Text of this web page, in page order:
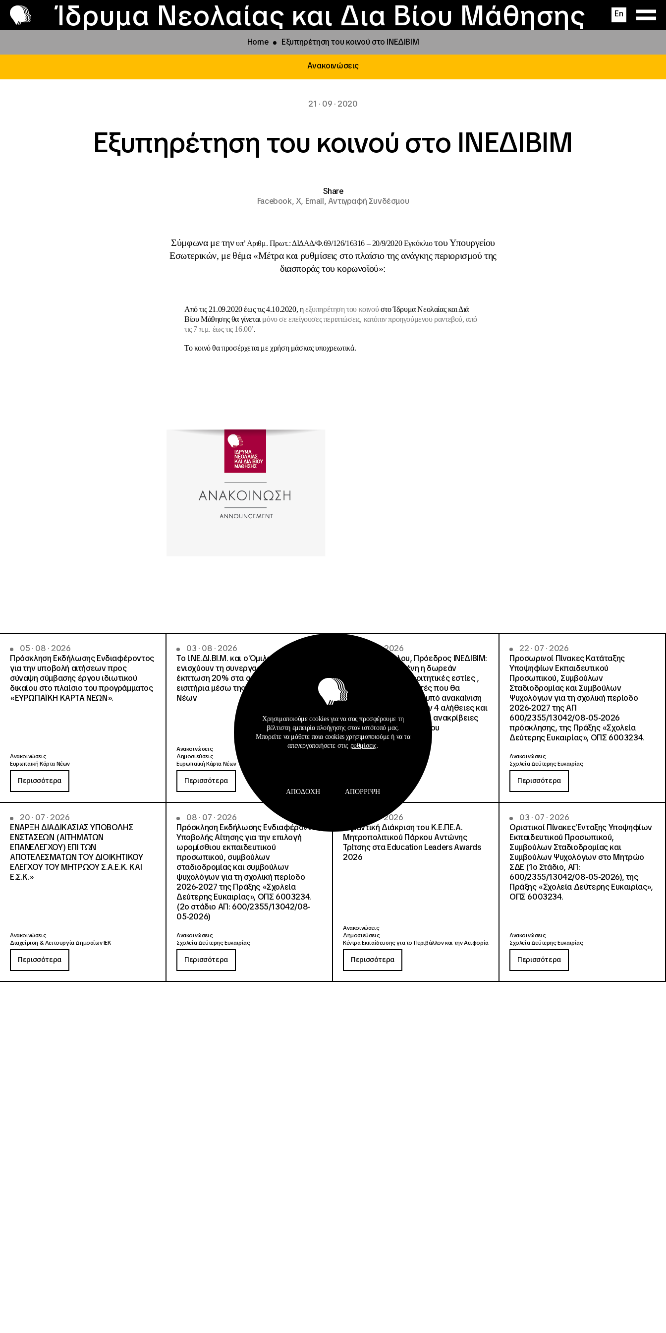
Ίδρυμα Νεολαίας και Δια Βίου Μάθησης En
Το ΙΝΕΔΙΒΙΜ
Προγράμματα και δράσεις
Φοιτητικές Εστίες
Παραχώρηση αιγίδας
Νέα
Επικοινωνία
Home Εξυπηρέτηση του κοινού στο ΙΝΕΔΙΒΙΜ
Ανακοινώσεις
21 · 09 · 2020
Εξυπηρέτηση του κοινού στο ΙΝΕΔΙΒΙΜ
Share
Facebook,X, Email,Αντιγραφή Συνδέσμου
Σύμφωνα με την υπ’ Αριθμ. Πρωτ.: ΔΙΔΑΔ/Φ.69/126/16316 – 20/9/2020 Εγκύκλιο του Υπουργείου
Εσωτερικών, με θέμα «Μέτρα και ρυθμίσεις στο πλαίσιο της ανάγκης περιορισμού της
διασποράς του κορωνοϊού»:
Από τις 21.09.2020 έως τις 4.10.2020, ηεξυπηρέτηση του κοινούστο Ίδρυμα Νεολαίας και Διά
Βίου Μάθησης θα γίνεται μόνο σε επείγουσες περιπτώσεις, κατόπιν προηγούμενου ραντεβού, από
τις 7 π.μ. έως τις 16.00’.
Το κοινό θα προσέρχεται με χρήση μάσκας υποχρεωτικά.
05 · 08 · 2026
Πρόσκληση Εκδήλωσης Ενδιαφέροντος
για την υποβολή αιτήσεων προς
σύναψη σύμβασης έργου ιδιωτικού
δικαίου στο πλαίσιο του προγράμματος
«ΕΥΡΩΠΑΪΚΗ ΚΑΡΤΑ ΝΕΩΝ».
Ανακοινώσεις
Ευρωπαϊκή Κάρτα Νέων
Περισσότερα
03 · 08 · 2026
Το Ι.ΝΕ.ΔΙ.ΒΙ.Μ. και o Όμιλος Attica
ενισχύουν τη συνεργασία τους με
έκπτωση 20% στα ακτοπλοϊκά
εισιτήρια μέσω της Ευρωπαϊκής Κάρτας
Νέων
Ανακοινώσεις
Δημοσιεύσεις
Ευρωπαϊκή Κάρτα Νέων
Περισσότερα
02 · 08 · 2026
Άννα Ροκοφύλλου, Πρόεδρος ΙΝΕΔΙΒΙΜ:
Είναι εξασφαλισμένη η δωρεάν
στέγαση σε άλλες φοιτητικές εστίες ,
για όλους τους φοιτητές που θα
μετακινηθούν από την υπό ανακαίνιση
Φοιτητική Εστία Αθηνών 4 αλήθειες και
4 ψέματα για την γεμάτη ανακρίβειες
ανακοίνωση του Συλλόγου
Οικοτρόφων της ΦΕΑ
22 · 07 · 2026
Προσωρινοί Πίνακες Κατάταξης
Υποψηφίων Εκπαιδευτικού
Προσωπικού, Συμβούλων
Σταδιοδρομίας και Συμβούλων
Ψυχολόγων για τη σχολική περίοδο
2026-2027 της ΑΠ
600/2355/13042/08-05-2026
πρόσκλησης, της Πράξης «Σχολεία
Δεύτερης Ευκαιρίας», ΟΠΣ 6003234.
Ανακοινώσεις
Σχολεία Δεύτερης Ευκαιρίας
Περισσότερα
20 · 07 · 2026
ΕΝΑΡΞΗ ΔΙΑΔΙΚΑΣΙΑΣ ΥΠΟΒΟΛΗΣ
ΕΝΣΤΑΣΕΩΝ (ΑΙΤΗΜΑΤΩΝ
ΕΠΑΝΕΛΕΓΧΟΥ) ΕΠΙ ΤΩΝ
ΑΠΟΤΕΛΕΣΜΑΤΩΝ ΤΟΥ ΔΙΟΙΚΗΤΙΚΟΥ
ΕΛΕΓΧΟΥ ΤΟΥ ΜΗΤΡΩΟΥ Σ.Α.Ε.Κ. ΚΑΙ
Ε.Σ.Κ.»
Ανακοινώσεις
Διαχείριση & Λειτουργία Δημοσίων ΙΕΚ
Περισσότερα
08 · 07 · 2026
Πρόσκληση Εκδήλωσης Ενδιαφέροντος
Υποβολής Αίτησης για την επιλογή
ωρομίσθιου εκπαιδευτικού
προσωπικού, συμβούλων
σταδιοδρομίας και συμβούλων
ψυχολόγων για τη σχολική περίοδο
2026-2027 της Πράξης «Σχολεία
Δεύτερης Ευκαιρίας», ΟΠΣ 6003234.
(2ο στάδιο ΑΠ: 600/2355/13042/08-
05-2026)
Ανακοινώσεις
Σχολεία Δεύτερης Ευκαιρίας
Περισσότερα
08 · 07 · 2026
Σημαντική Διάκριση του Κ.Ε.ΠΕ.Α.
Μητροπολιτικού Πάρκου Αντώνης
Τρίτσης στα Education Leaders Awards
2026
Ανακοινώσεις
Δημοσιεύσεις
Κέντρα Εκπαίδευσης για το Περιβάλλον και την Αειφορία
Περισσότερα
03 · 07 · 2026
Οριστικοί Πίνακες Ένταξης Υποψηφίων
Εκπαιδευτικού Προσωπικού,
Συμβούλων Σταδιοδρομίας και
Συμβούλων Ψυχολόγων στο Μητρώο
ΣΔΕ (1ο Στάδιο, ΑΠ:
600/2355/13042/08-05-2026), της
Πράξης «Σχολεία Δεύτερης Ευκαιρίας»,
ΟΠΣ 6003234.
Ανακοινώσεις
Σχολεία Δεύτερης Ευκαιρίας
Περισσότερα
Χρησιμοποιούμε cookies για να σας προσφέρουμε τη
βέλτιστη εμπειρία πλοήγησης στον ιστότοπό μας.
Μπορείτε να μάθετε ποια cookies χρησιμοποιούμε ή να τα
απενεργοποιήσετε στις ρυθμίσεις
ΑΠΟΔΟΧΉ ΑΠΌΡΡΙΨΗ